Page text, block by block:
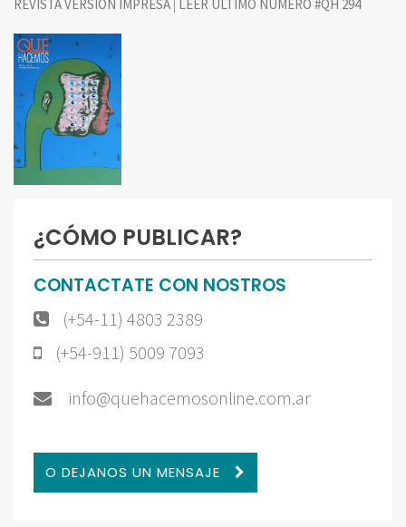
REVISTA VERSIÓN IMPRESA LEER ÚLTIMO NÚMERO #QH 294
¿CÓMO PUBLICAR?
CONTACTATE CON NOSTROS
(+54-11) 4803 2389
(+54-911) 5009 7093
info@quehacemosonline.com.ar
O DEJANOS UN MENSAJE